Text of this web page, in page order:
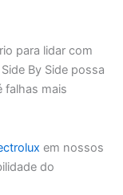
para lidar com
By Side possa
falhas mais
em nossos
do